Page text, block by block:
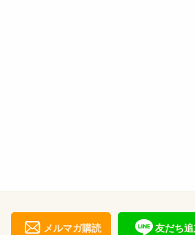
メルマガ購読 友だち